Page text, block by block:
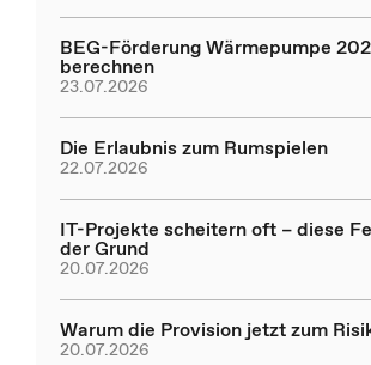
BEG-Förderung Wärmepumpe
berechnen
23.07.2026
Die Erlaubnis zum Rumspielen
22.07.2026
IT-Projekte scheitern oft – diese
der Grund
20.07.2026
Warum die Provision jetzt zum
20.07.2026